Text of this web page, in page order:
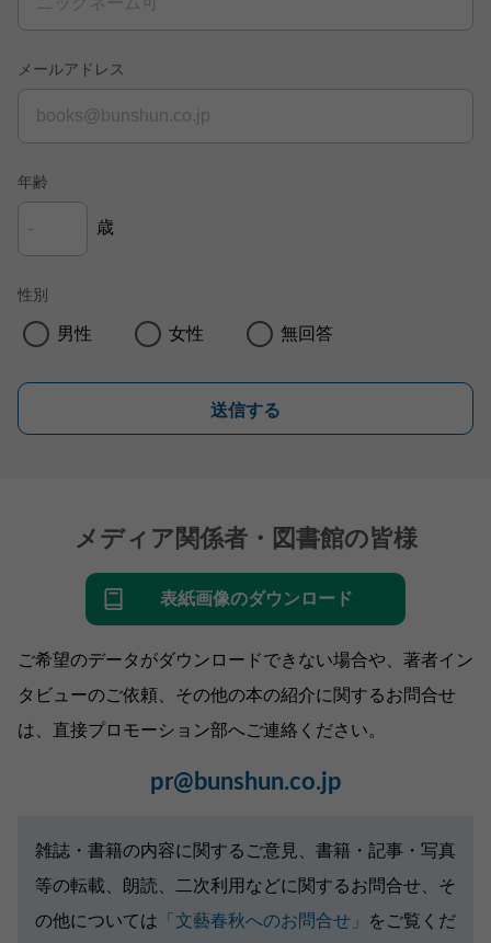
メールアドレス
年齢
歳
性別
男性 女性 無回答
送信する
メディア関係者・図書館の皆様
表紙画像のダウンロード
ご希望のデータがダウンロードできない場合や、著者イン
タビューのご依頼、その他の本の紹介に関するお問合せ
は、直接プロモーション部へご連絡ください。
pr@bunshun.co.jp
雑誌・書籍の内容に関するご意見、書籍・記事・写真
等の転載、朗読、二次利用などに関するお問合せ、そ
の他については 「文藝春秋へのお問合せ」 をご覧くだ